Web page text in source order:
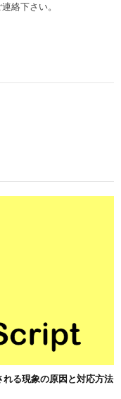
絡下さい。
る現象の原因と対応方法